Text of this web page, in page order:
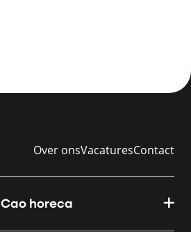
Over onsVacaturesContact
Cao horeca